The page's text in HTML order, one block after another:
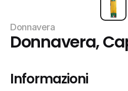
Donnavera
Donnavera,
Informazioni